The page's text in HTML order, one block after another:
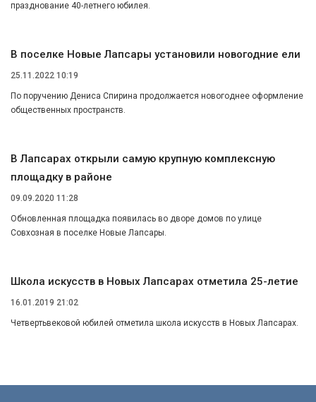
празднование 40-летнего юбилея.
В поселке Новые Лапсары установили новогодние ели
25.11.2022 10:19
По поручению Дениса Спирина продолжается новогоднее оформление
общественных пространств.
В Лапсарах открыли самую крупную комплексную
площадку в районе
09.09.2020 11:28
Обновленная площадка появилась во дворе домов по улице
Совхозная в поселке Новые Лапсары.
Школа искусств в Новых Лапсарах отметила 25-летие
16.01.2019 21:02
Четвертьвековой юбилей отметила школа искусств в Новых Лапсарах.